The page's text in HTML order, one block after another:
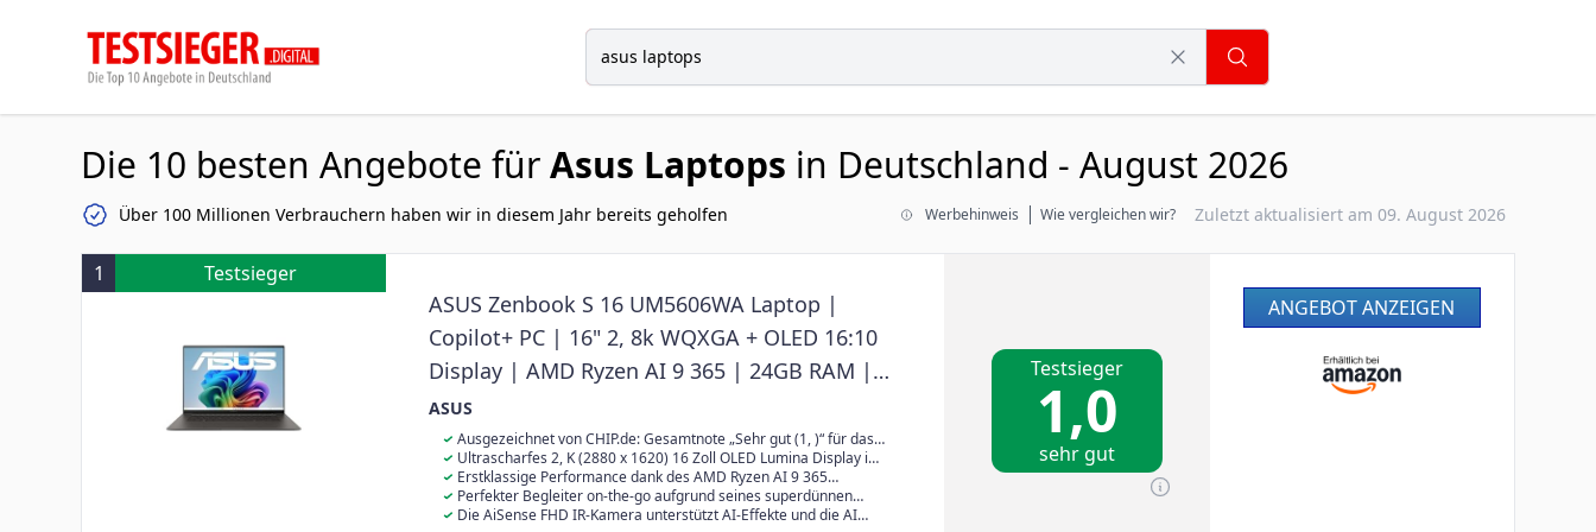
Die 10 besten Angebote fürAsus Laptops in Deutschland - August 2026
Über 100 Millionen Verbrauchern haben wir in diesem Jahr bereits geholfen Werbehinweis Wie vergleichen wir? Zuletzt aktualisiert am 09. August 2026
1 Testsieger
ASUS Zenbook S 16 UM5606WA Laptop |
Copilot+ PC | 16" 2, 8k WQXGA + OLED 16:10
Display | AMD Ryzen AI 9 365 | 24GB RAM |
1TB SSD | AMD Radeon 880M | Win11 Home |
QWERTZ | Zumaia Gray
ASUS
Ausgezeichnet von CHIP.de: Gesamtnote „Sehr gut (1, )“ für das
Asus Zenbook S16 OLED dank hervorragendem 16-Zoll-OLED-
Display, starker Leistung mit AMD Ryzen AI 9 365/300 Serie, extrem
guter Akkulaufzeit, hochwertigem Design und vielseitigen
Anschlussmöglichkeiten. (Thorsten Nowag, „Asus ZenBook S 16
Ultrascharfes 2, K (2880 x 1620) 16 Zoll OLED Lumina Display im
NanoEdge Design und 16:10 Format mit 120Hz, 100 Prozent DCI-P3-
Farbraum Abdeckung und 500 Nits Spitzenhelligkeit
Erstklassige Performance dank des AMD Ryzen AI 9 365
Prozessors mit 45+ TOPs, integrierter AMD Ryzen AI und AMD
Radeon 880M Grafik
Perfekter Begleiter on-the-go aufgrund seines superdünnen
Designs mit maximal 11mm und superleichten 1, kg Gewicht
Die AiSense FHD IR-Kamera unterstützt AI-Effekte und die AI
Testsieger
1,0
sehr gut
ANGEBOT ANZEIGEN